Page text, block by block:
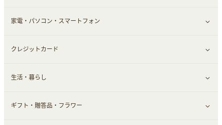
靴・フットウェア
小物・かばん
スーツ・フォーマル
ドリンク
お酒
食材宅配
スキンケア
メイクアップ
ヘアケア
メンズ美容
すべて見る
健康食品｜青汁・飲料
健康食品｜乳酸菌・ケフィア
健康食品｜その他
家電・パソコン・スマートフォン
すべて見る
家電・パソコン・ソフトウェア
スマホ・携帯電話・SIM
クレジットカード
すべて見る
クレジットカード
生活・暮らし
すべて見る
ギフト・贈答品・フラワー